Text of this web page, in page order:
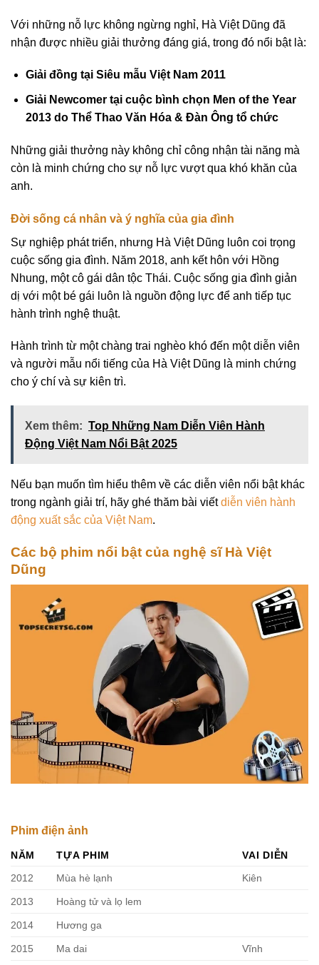
Với những nỗ lực không ngừng nghỉ, Hà Việt Dũng đã
nhận được nhiều giải thưởng đáng giá, trong đó nổi bật là:
Giải đồng tại Siêu mẫu Việt Nam 2011
Giải Newcomer tại cuộc bình chọn Men of the Year
2013 do Thể Thao Văn Hóa & Đàn Ông tổ chức
Những giải thưởng này không chỉ công nhận tài năng mà
còn là minh chứng cho sự nỗ lực vượt qua khó khăn của
anh.
Đời sống cá nhân và ý nghĩa của gia đình
Sự nghiệp phát triển, nhưng Hà Việt Dũng luôn coi trọng
cuộc sống gia đình. Năm 2018, anh kết hôn với Hồng
Nhung, một cô gái dân tộc Thái. Cuộc sống gia đình giản
dị với một bé gái luôn là nguồn động lực để anh tiếp tục
hành trình nghệ thuật.
Hành trình từ một chàng trai nghèo khó đến một diễn viên
và người mẫu nổi tiếng của Hà Việt Dũng là minh chứng
cho ý chí và sự kiên trì.
Xem thêm: Top Những Nam Diễn Viên Hành
Động Việt Nam Nổi Bật 2025
Nếu bạn muốn tìm hiểu thêm về các diễn viên nổi bật khác
trong ngành giải trí, hãy ghé thăm bài viếtdiễn viên hành
động xuất sắc của Việt Nam.
Các bộ phim nổi bật của nghệ sĩ Hà Việt
Dũng
Phim điện ảnh
NĂM TỰA PHIM
VAI DIỄN
2012
Mùa hè lạnh Kiên
2013 Hoàng tử và lọ lem
2014 Hương ga
2015 Ma dai Vĩnh